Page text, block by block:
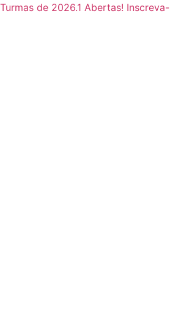
Ir
Turmas de 2026.1 Abertas!